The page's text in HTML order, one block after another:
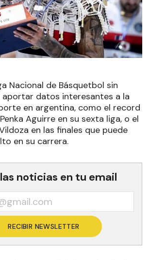
Nacional de Básquetbol sin
aportar datos interesantes a la
en argentina, como el record
Aguirre en su sexta liga, o el
en las finales que puede
en su carrera.
noticias en tu email
RECIBIR NEWSLETTER